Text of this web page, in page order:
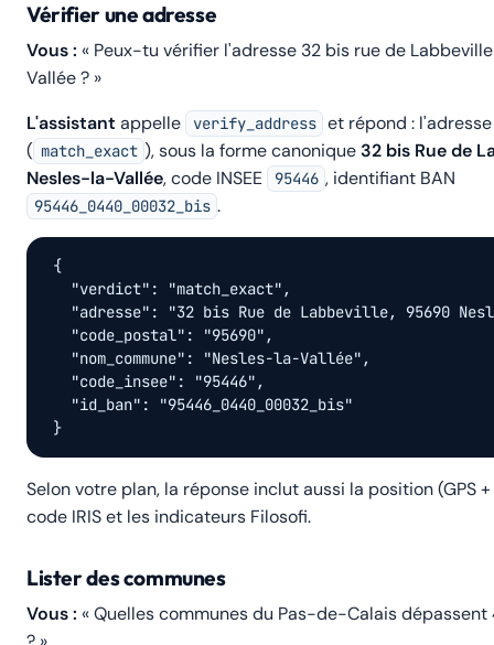
Vérifier une adresse
Vous : « Peux-tu vérifier l'adresse 32 bis rue de
Vallée? »
L'assistant appelle verify_address et répond :
( match_exact ), sous la forme canonique 32 bis Rue de
Nesles-la-Vallée, code INSEE 95446 , identifiant BAN
95446_0440_00032_bis .
{
  "verdict": "match_exact",
"adresse": "32 bis Rue de Labbeville, 95690
  "code_postal": "95690",
  "nom_commune": "Nesles-la-Vallée",
  "code_insee": "95446",
  "id_ban": "95446_0440_00032_bis"
}
Selon votre plan, la réponse inclut aussi la position (GPS
code IRIS et les indicateurs Filosofi.
Lister des communes
Vous : « Quelles communes du Pas-de-Calais